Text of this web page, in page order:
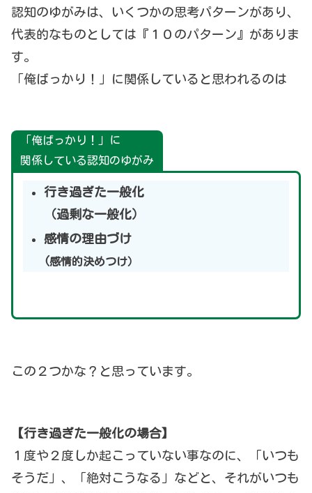
認知のゆがみは、いくつかの思考パターンがあり、
代表的なものとしては『１０のパターン』がありま
す。
「俺ばっかり！」に関係していると思われるのは
「俺ばっかり！」に
関係している認知のゆがみ
行き過ぎた一般化
（過剰な一般化）
感情の理由づけ
(感情的決めつけ）
この２つかな？と思っています。
【行き過ぎた一般化の場合】
１度や２度しか起こっていない事なのに、「いつも
そうだ」、「絶対こうなる」などと、それがいつも